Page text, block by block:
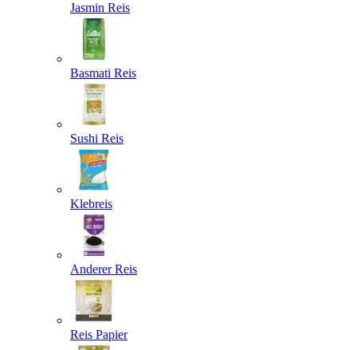
Jasmin Reis
Basmati Reis
Sushi Reis
Klebreis
Anderer Reis
Reis Papier